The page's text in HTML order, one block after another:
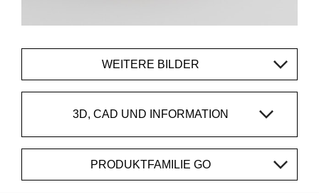
WEITERE BILDER
3D, CAD UND INFORMATION
PRODUKTFAMILIE GO